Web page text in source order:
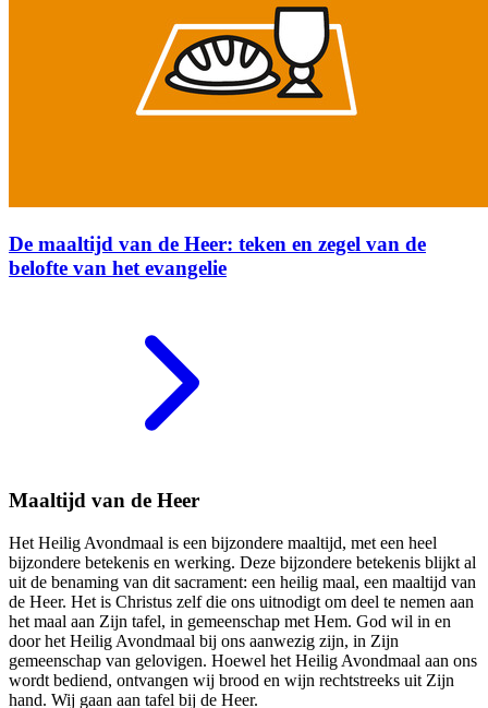
De maaltijd van de Heer: teken en zegel van de
belofte van het evangelie
Maaltijd van de Heer
Het Heilig Avondmaal is een bijzondere maaltijd, met een heel
bijzondere betekenis en werking. Deze bijzondere betekenis blijkt al
uit de benaming van dit sacrament: een heilig maal, een maaltijd van
de Heer. Het is Christus zelf die ons uitnodigt om deel te nemen aan
het maal aan Zijn tafel, in gemeenschap met Hem. God wil in en
door het Heilig Avondmaal bij ons aanwezig zijn, in Zijn
gemeenschap van gelovigen. Hoewel het Heilig Avondmaal aan ons
wordt bediend, ontvangen wij brood en wijn rechtstreeks uit Zijn
hand. Wij gaan aan tafel bij de Heer.